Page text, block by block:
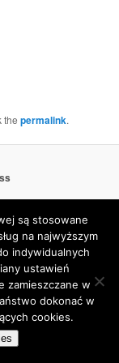
thepermalink.
są stosowane
na najwyższym
indywidualnych
ustawień
zamieszczane w
dokonać w
cookies.